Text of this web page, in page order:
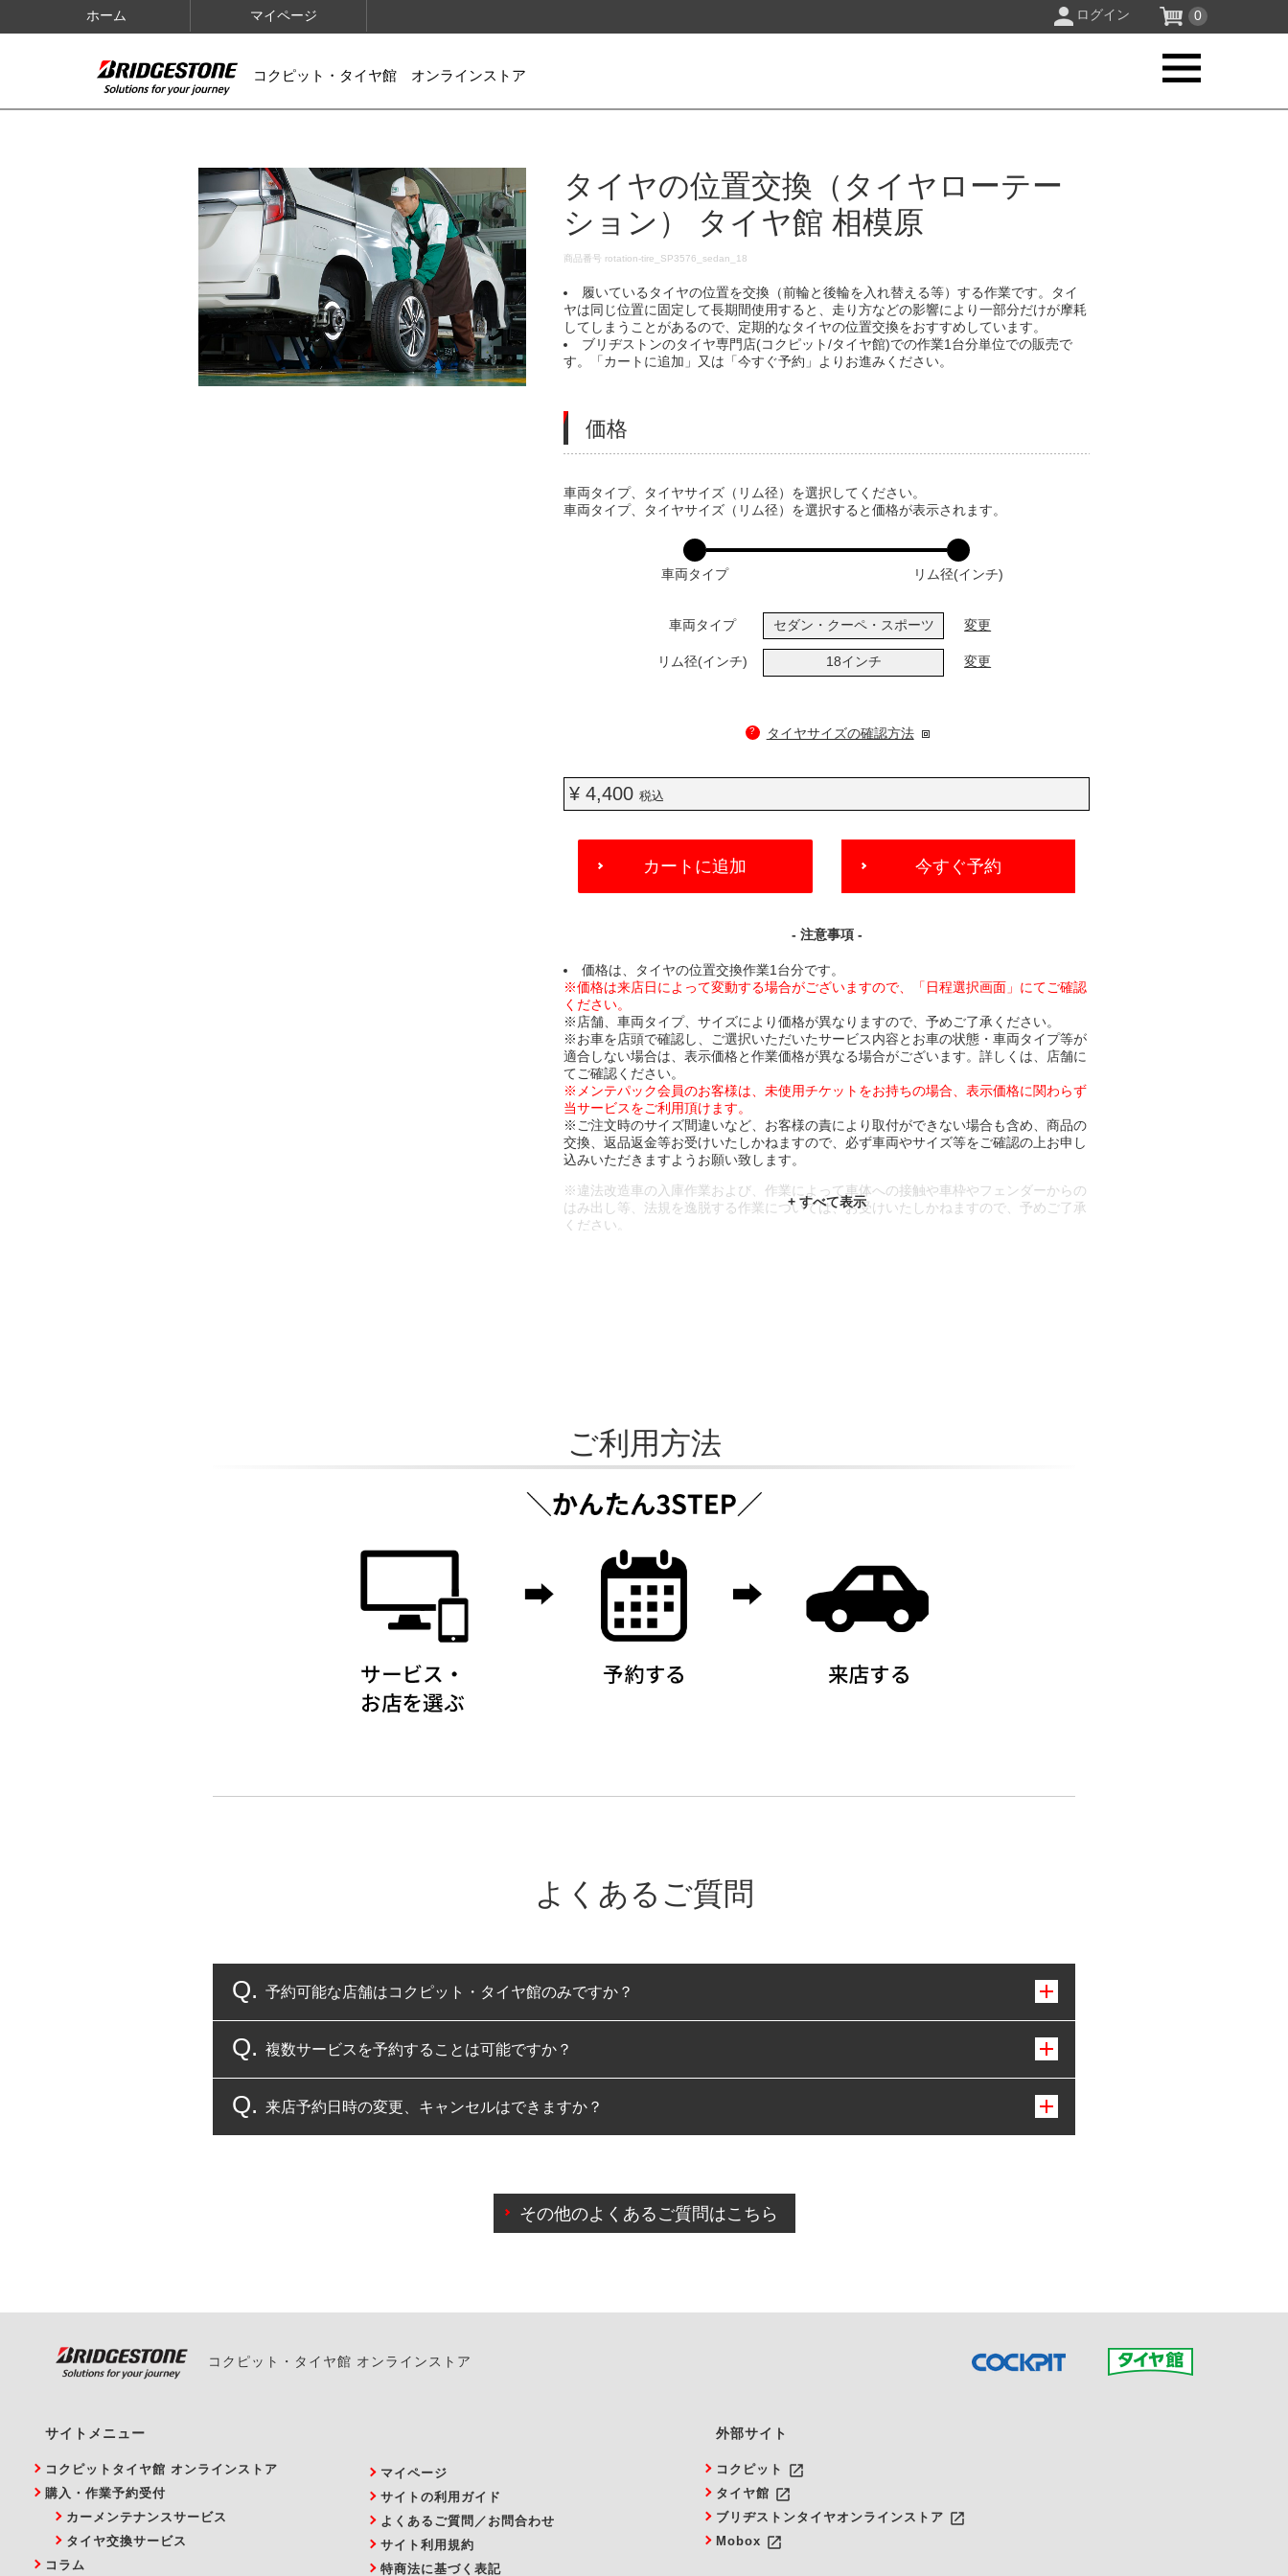
ホーム マイページ ログイン 0
コクピット・タイヤ館 オンラインストア
IMAGES
タイヤの位置交換（タイヤローテー
ション） タイヤ館 相模原
DETAILS
商品番号 rotation-tire_SP3576_sedan_18
履いているタイヤの位置を交換（前輪と後輪を入れ替える等）する作業です。タイ
ヤは同じ位置に固定して長期間使用すると、走り方などの影響により一部分だけが摩耗
してしまうことがあるので、定期的なタイヤの位置交換をおすすめしています。
ブリヂストンのタイヤ専門店(コクピット/タイヤ館)での作業1台分単位での販売で
す。「カートに追加」又は「今すぐ予約」よりお進みください。
価格
VARIATIONS
車両タイプ、タイヤサイズ（リム径）を選択してください。
車両タイプ、タイヤサイズ（リム径）を選択すると価格が表示されます。
車両タイプ リム径(インチ)
車両タイプ セダン・クーペ・スポーツ 変更
リム径(インチ) 18インチ 変更
? タイヤサイズの確認方法
¥ 4,400税込
ADD
CART
カートに追加 今すぐ予約
- 注意事項 -
価格は、タイヤの位置交換作業1台分です。
※価格は来店日によって変動する場合がございますので、「日程選択画面」にてご確認
ください。
※店舗、車両タイプ、サイズにより価格が異なりますので、予めご了承ください。
※お車を店頭で確認し、ご選択いただいたサービス内容とお車の状態・車両タイプ等が
適合しない場合は、表示価格と作業価格が異なる場合がございます。詳しくは、店舗に
てご確認ください。
※メンテパック会員のお客様は、未使用チケットをお持ちの場合、表示価格に関わらず
当サービスをご利用頂けます。
※ご注文時のサイズ間違いなど、お客様の責により取付ができない場合も含め、商品の
交換、返品返金等お受けいたしかねますので、必ず車両やサイズ等をご確認の上お申し
込みいただきますようお願い致します。
※違法改造車の入庫作業および、作業によって車体への接触や車枠やフェンダーからの
はみ出し等、法規を逸脱する作業については、お受けいたしかねますので、予めご了承
ください。
ご利用方法
よくあるご質問
予約可能な店舗はコクピット・タイヤ館のみですか？
コクピット・タイヤ館のみとなります。
複数サービスを予約することは可能ですか？
複数サービスのご予約は可能です。
来店予約日時の変更、キャンセルはできますか？
また、やむを得ない事由によりご予約のキャンセルをご希望の際は、直接ご予約いただいた店舗へご連絡くださ
その他のよくあるご質問はこちら
コクピット・タイヤ館 オンラインストア
サイトメニュー
コクピットタイヤ館 オンラインストア
購入・作業予約受付
カーメンテナンスサービス
タイヤ交換サービス
コラム
マイページ
サイトの利用ガイド
よくあるご質問／お問合わせ
サイト利用規約
特商法に基づく表記
外部サイト
コクピット launch
タイヤ館 launch
ブリヂストンタイヤオンラインストア launch
Mobox launch